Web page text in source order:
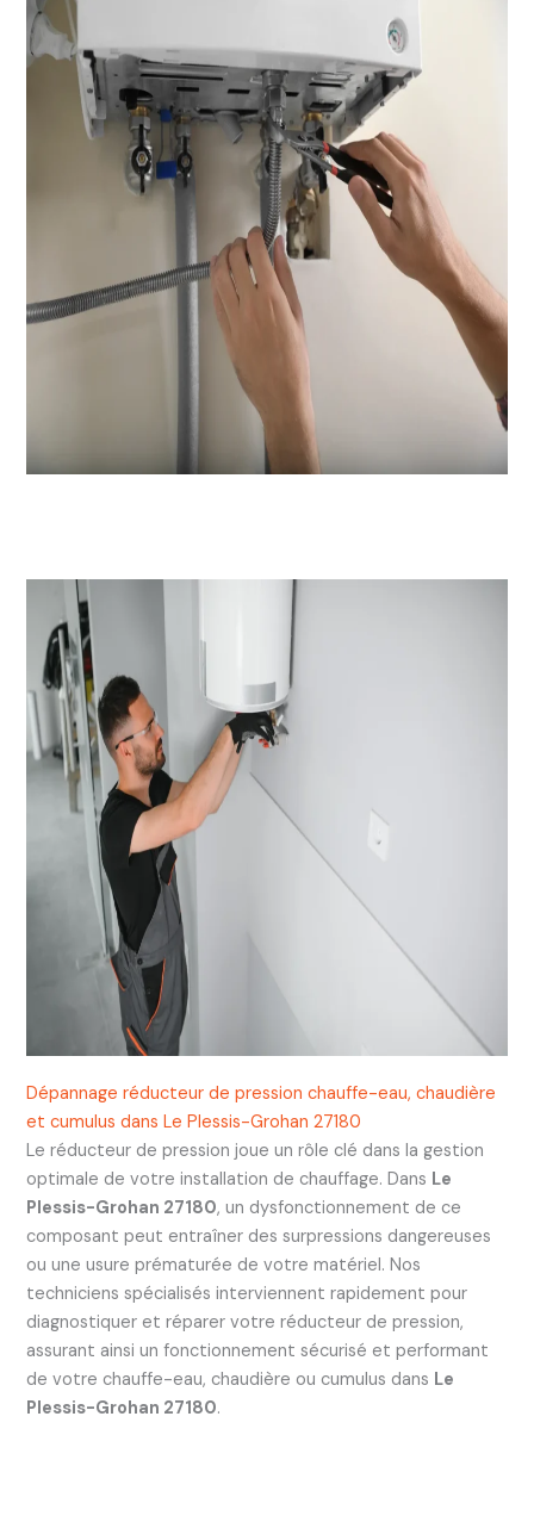
Dépannage réducteur de pression chauffe-eau, chaudière
et cumulus dans Le Plessis-Grohan 27180
Le réducteur de pression joue un rôle clé dans la gestion
optimale de votre installation de chauffage. Dans Le
Plessis-Grohan 27180, un dysfonctionnement de ce
composant peut entraîner des surpressions dangereuses
ou une usure prématurée de votre matériel. Nos
techniciens spécialisés interviennent rapidement pour
diagnostiquer et réparer votre réducteur de pression,
assurant ainsi un fonctionnement sécurisé et performant
de votre chauffe-eau, chaudière ou cumulus dans Le
Plessis-Grohan 27180.